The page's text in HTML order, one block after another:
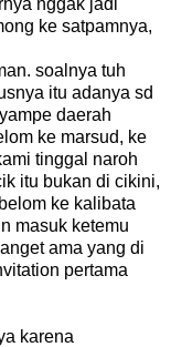
ke satpamnya,
soalnya tuh
itu adanya sd
daerah
ke marsud, ke
tinggal naroh
itu bukan di cikini,
ke kalibata
masuk ketemu
ama yang di
pertama
karena